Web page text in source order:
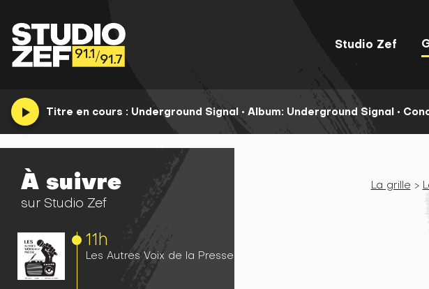
Studio Zef
play_arrow Titre en cours : Underground Signal • Album: Underground Signal •
À suivre
sur Studio Zef
11h
Les Autres Voix de la Presse
La grille >